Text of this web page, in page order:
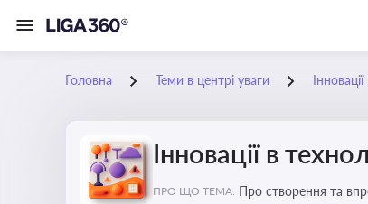
Головна Теми в центрі уваги
Інновації в
ПРО ЩО ТЕМА: Про створення та